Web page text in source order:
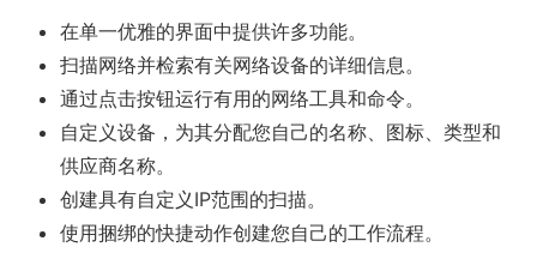
在单一优雅的界面中提供许多功能。
扫描网络并检索有关网络设备的详细信息。
通过点击按钮运行有用的网络工具和命令。
自定义设备，为其分配您自己的名称、图标、类型和
供应商名称。
创建具有自定义IP范围的扫描。
使用捆绑的快捷动作创建您自己的工作流程。